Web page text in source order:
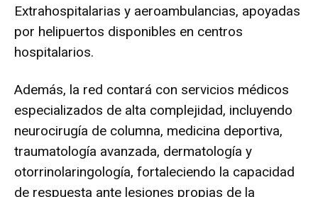
Extrahospitalarias y aeroambulancias, apoyadas
por helipuertos disponibles en centros
hospitalarios.
Además, la red contará con servicios médicos
especializados de alta complejidad, incluyendo
neurocirugía de columna, medicina deportiva,
traumatología avanzada, dermatología y
otorrinolaringología, fortaleciendo la capacidad
de respuesta ante lesiones propias de la